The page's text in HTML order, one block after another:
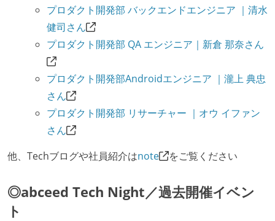
ワークフローの整備
全てのコードをバージョン管理ツールで管理している
各メンバーが実装したコードのマージは Pull Request
ベースで行われる
自動（＝システム化され、1コマンドで実行できる）
ビルド、自動デプロイ環境が整備されている
オープンな情報共有
KPI などチームの目標・実績値について、メンバーの
ドキュメントの整備やペアプロ、モブワークなど、ナ
プロダクト開発部 バックエンドエンジニア ｜清水
健司さん
プロダクト開発部 QA エンジニア｜新倉 那奈さん
プロダクト開発部Androidエンジニア ｜瀧上 典忠
さん
プロダクト開発部 リサーチャー ｜オウ イファン
さん
他、Techブログや社員紹介はnote をご覧ください
◎abceed Tech Night／過去開催イベン
ト